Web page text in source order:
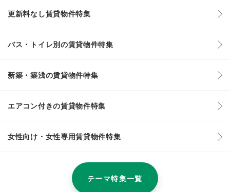
更新料なし賃貸物件特集
バス・トイレ別の賃貸物件特集
新築・築浅の賃貸物件特集
エアコン付きの賃貸物件特集
女性向け・女性専用賃貸物件特集
テーマ特集一覧